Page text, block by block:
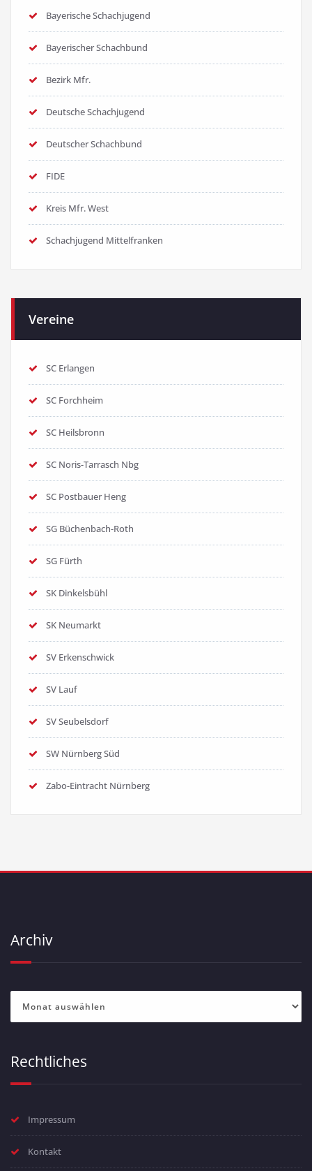
Bayerische Schachjugend
Bayerischer Schachbund
Bezirk Mfr.
Deutsche Schachjugend
Deutscher Schachbund
FIDE
Kreis Mfr. West
Schachjugend Mittelfranken
Vereine
SC Erlangen
SC Forchheim
SC Heilsbronn
SC Noris-Tarrasch Nbg
SC Postbauer Heng
SG Büchenbach-Roth
SG Fürth
SK Dinkelsbühl
SK Neumarkt
SV Erkenschwick
SV Lauf
SV Seubelsdorf
SW Nürnberg Süd
Zabo-Eintracht Nürnberg
Archiv
Rechtliches
Impressum
Kontakt